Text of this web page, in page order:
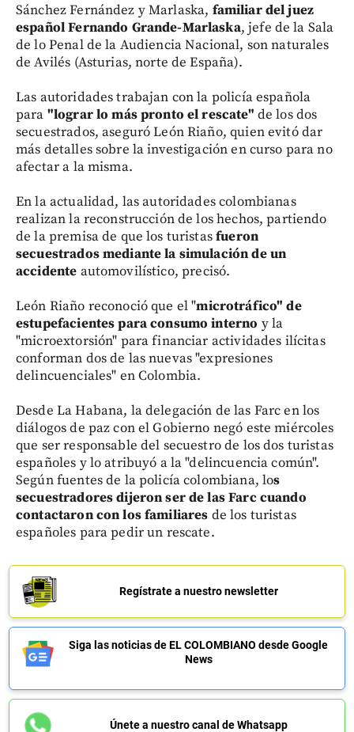
Sánchez Fernández y Marlaska, familiar del juez
español Fernando Grande-Marlaska, jefe de la Sala
de lo Penal de la Audiencia Nacional, son naturales
de Avilés (Asturias, norte de España).
Las autoridades trabajan con la policía española
para "lograr lo más pronto el rescate" de los dos
secuestrados, aseguró León Riaño, quien evitó dar
más detalles sobre la investigación en curso para no
afectar a la misma.
En la actualidad, las autoridades colombianas
realizan la reconstrucción de los hechos, partiendo
de la premisa de que los turistasfueron
secuestrados mediante la simulación de un
accidente automovilístico, precisó.
León Riaño reconoció que el "microtráfico" de
estupefacientes para consumo interno y la
"microextorsión" para financiar actividades ilícitas
conforman dos de las nuevas "expresiones
delincuenciales" en Colombia.
Desde La Habana, la delegación de las Farc en los
diálogos de paz con el Gobierno negó este miércoles
que ser responsable del secuestro de los dos turistas
españoles y lo atribuyó a la "delincuencia común".
Según fuentes de la policía colombiana, los
secuestradores dijeron ser de las Farc cuando
contactaron con los familiares de los turistas
españoles para pedir un rescate.
Regístrate a nuestro newsletter
Siga las noticias de EL COLOMBIANO desde Google
News
Únete a nuestro canal de Whatsapp